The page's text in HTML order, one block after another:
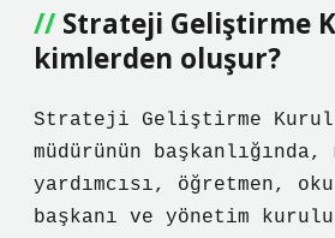
Strateji Geliştirme
kimlerden oluşur?
Strateji Geliştirme
müdürünün başkanlığında,
yardımcısı, öğretmen,
başkanı ve yönetim